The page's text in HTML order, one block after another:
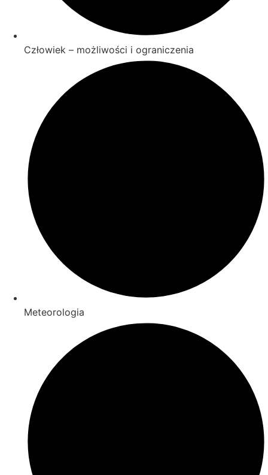
Człowiek – możliwości i ograniczenia
Meteorologia